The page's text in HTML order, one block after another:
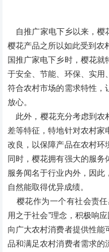
自推广家电下乡以来，樱
樱花产品之所以如此受到农
国推广家电下乡时，樱花就
于安全、节能、环保、实用
符合农村市场的需求特性，
放心。
此外，樱花充分考虑到农
差等特征，特地针对农村家
改良，以保障产品在农村环
同时，樱花拥有强大的服务
服务闻名于行业内外，因此
自然能取得优异成绩。
樱花作为一个有社会责任
用之于社会”理念，积极响
向广大农村消费者提供性能
品和满足农村消费者需求的